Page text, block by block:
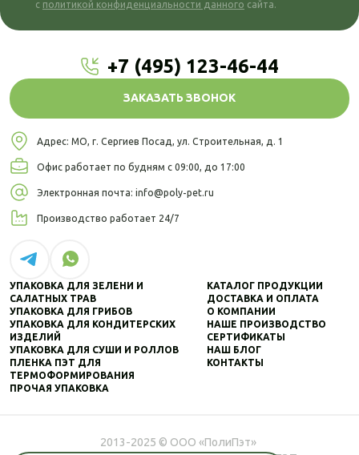
с политикой конфиденциальности данного сайта.
+7 (495) 123-46-44
ЗАКАЗАТЬ ЗВОНОК
Адрес: МО, г. Сергиев Посад, ул. Строительная, д. 1
Офис работает по будням с 09:00, до 17:00
Электронная почта: info@poly-pet.ru
Производство работает 24/7
УПАКОВКА ДЛЯ ЗЕЛЕНИ И
САЛАТНЫХ ТРАВ
УПАКОВКА ДЛЯ ГРИБОВ
УПАКОВКА ДЛЯ КОНДИТЕРСКИХ
ИЗДЕЛИЙ
УПАКОВКА ДЛЯ СУШИ И РОЛЛОВ
ПЛЕНКА ПЭТ ДЛЯ
ТЕРМОФОРМИРОВАНИЯ
ПРОЧАЯ УПАКОВКА
КАТАЛОГ ПРОДУКЦИИ
ДОСТАВКА И ОПЛАТА
О КОМПАНИИ
НАШЕ ПРОИЗВОДСТВО
СЕРТИФИКАТЫ
НАШ БЛОГ
КОНТАКТЫ
2013-2025 © ООО «ПолиПэт»